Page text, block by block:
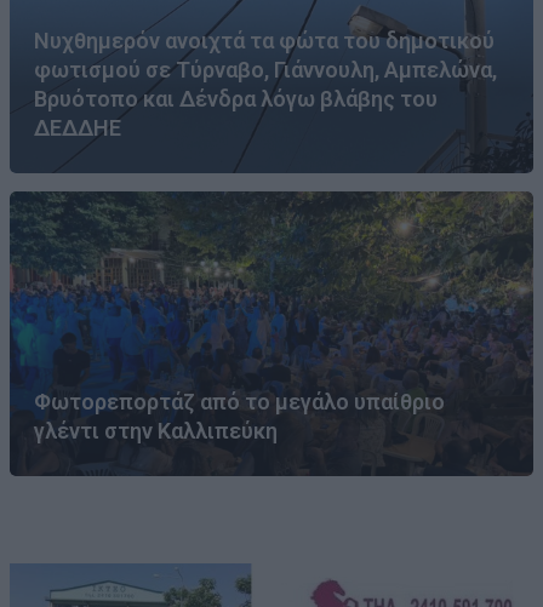
Νυχθημερόν ανοιχτά τα φώτα του δημοτικού
φωτισμού σε Τύρναβο, Γιάννουλη, Αμπελώνα,
Βρυότοπο και Δένδρα λόγω βλάβης του
ΔΕΔΔΗΕ
Φωτορεπορτάζ από το μεγάλο υπαίθριο
γλέντι στην Καλλιπεύκη